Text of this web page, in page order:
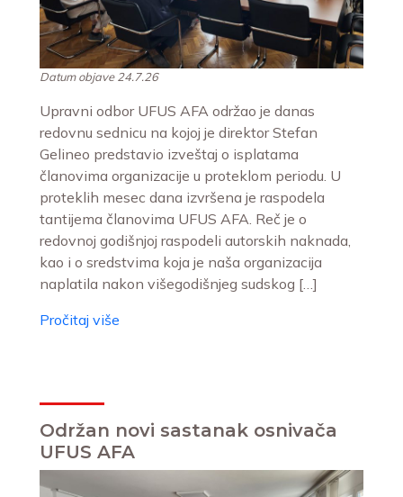
Datum objave 24.7.26
Upravni odbor UFUS AFA održao je danas
redovnu sednicu na kojoj je direktor Stefan
Gelineo predstavio izveštaj o isplatama
članovima organizacije u proteklom periodu. U
proteklih mesec dana izvršena je raspodela
tantijema članovima UFUS AFA. Reč je o
redovnoj godišnjoj raspodeli autorskih naknada,
kao i o sredstvima koja je naša organizacija
naplatila nakon višegodišnjeg sudskog […]
Pročitaj više
Održan novi sastanak osnivača
UFUS AFA